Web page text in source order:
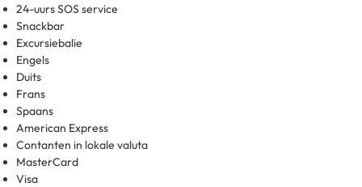
24-uurs SOS service
Snackbar
Excursiebalie
Engels
Duits
Frans
Spaans
American Express
Contanten in lokale valuta
MasterCard
Visa